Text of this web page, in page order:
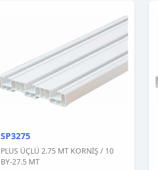
SP3275
PLUS ÜÇLÜ 2.75 MT KORNİŞ / 10
BY-27.5 MT